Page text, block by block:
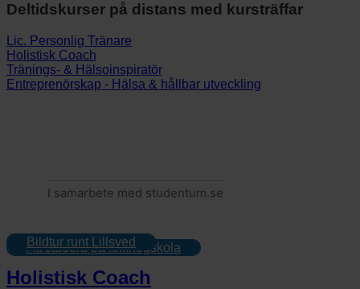
Deltidskurser på distans med kursträffar
Lic. Personlig Tränare
Holistisk Coach
Tränings- & Hälsoinspiratör
Entreprenörskap - Hälsa & hållbar utveckling
I samarbete med studentum.se
Att studera på folkhögskola
Bildtur runt Lillsved
Holistisk Coach